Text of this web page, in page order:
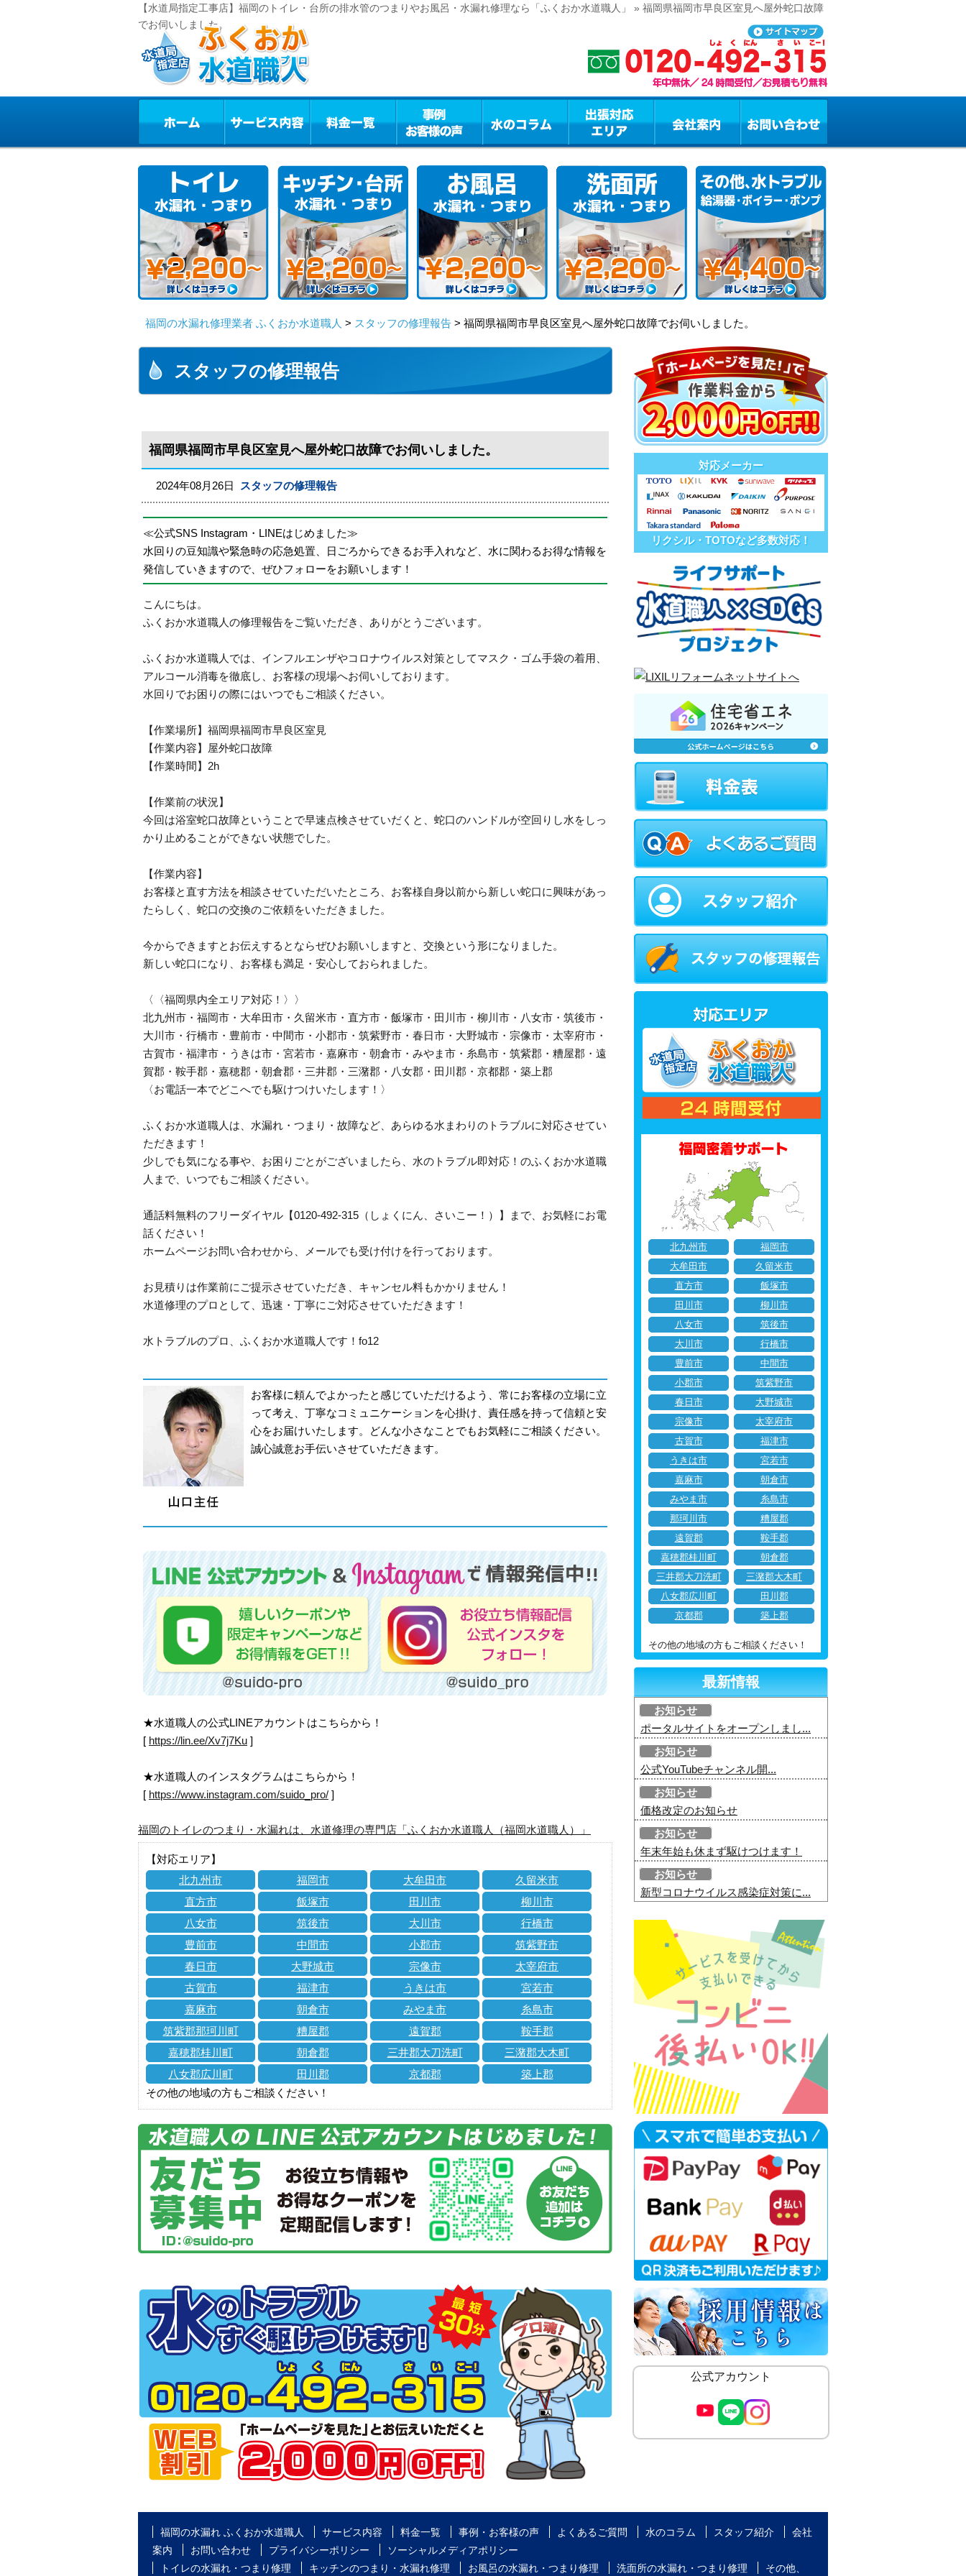
【水道局指定工事店】福岡のトイレ・台所の排水管のつまりやお風呂・水漏れ修理なら「ふくおか水道職人」 » 福岡県福岡市早良区室見へ屋外蛇口故障
でお伺いしました。
福岡の水漏れ修理業者 ふくおか水道職人 > スタッフの修理報告 > 福岡県福岡市早良区室見へ屋外蛇口故障でお伺いしました。
スタッフの修理報告
福岡県福岡市早良区室見へ屋外蛇口故障でお伺いしました。
2024年08月26日 スタッフの修理報告
≪公式SNS Instagram・LINEはじめました≫
水回りの豆知識や緊急時の応急処置、日ごろからできるお手入れなど、水に関わるお得な情報を
発信していきますので、ぜひフォローをお願いします！
こんにちは。
ふくおか水道職人の修理報告をご覧いただき、ありがとうございます。
ふくおか水道職人では、インフルエンザやコロナウイルス対策としてマスク・ゴム手袋の着用、
アルコール消毒を徹底し、お客様の現場へお伺いしております。
水回りでお困りの際にはいつでもご相談ください。
【作業場所】福岡県福岡市早良区室見
【作業内容】屋外蛇口故障
【作業時間】2h
【作業前の状況】
今回は浴室蛇口故障ということで早速点検させていだくと、蛇口のハンドルが空回りし水をしっ
かり止めることができない状態でした。
【作業内容】
お客様と直す方法を相談させていただいたところ、お客様自身以前から新しい蛇口に興味があっ
たらしく、蛇口の交換のご依頼をいただきました。
今からできますとお伝えするとならぜひお願いしますと、交換という形になりました。
新しい蛇口になり、お客様も満足・安心しておられました。
〈〈福岡県内全エリア対応！〉〉
北九州市・福岡市・大牟田市・久留米市・直方市・飯塚市・田川市・柳川市・八女市・筑後市・
大川市・行橋市・豊前市・中間市・小郡市・筑紫野市・春日市・大野城市・宗像市・太宰府市・
古賀市・福津市・うきは市・宮若市・嘉麻市・朝倉市・みやま市・糸島市・筑紫郡・糟屋郡・遠
賀郡・鞍手郡・嘉穂郡・朝倉郡・三井郡・三潴郡・八女郡・田川郡・京都郡・築上郡
〈お電話一本でどこへでも駆けつけいたします！〉
ふくおか水道職人は、水漏れ・つまり・故障など、あらゆる水まわりのトラブルに対応させてい
ただきます！
少しでも気になる事や、お困りごとがございましたら、水のトラブル即対応！のふくおか水道職
人まで、いつでもご相談ください。
通話料無料のフリーダイヤル【0120-492-315（しょくにん、さいこー！）】まで、お気軽にお電
話ください！
ホームページお問い合わせから、メールでも受け付けを行っております。
お見積りは作業前にご提示させていただき、キャンセル料もかかりません！
水道修理のプロとして、迅速・丁寧にご対応させていただきます！
水トラブルのプロ、ふくおか水道職人です！fo12
お客様に頼んでよかったと感じていただけるよう、常にお客様の立場に立
って考え、丁寧なコミュニケーションを心掛け、責任感を持って信頼と安
心をお届けいたします。どんな小さなことでもお気軽にご相談ください。
誠心誠意お手伝いさせていただきます。
★水道職人の公式LINEアカウントはこちらから！
[ https://lin.ee/Xv7j7Ku ]
★水道職人のインスタグラムはこちらから！
[ https://www.instagram.com/suido_pro/ ]
福岡のトイレのつまり・水漏れは、水道修理の専門店「ふくおか水道職人（福岡水道職人）」
【対応エリア】
北九州市
福岡市 大牟田市
久留米市
直方市
飯塚市 田川市
柳川市
八女市
筑後市 大川市
行橋市
豊前市
中間市 小郡市
筑紫野市
春日市
大野城市 宗像市
太宰府市
古賀市
福津市 うきは市
宮若市
嘉麻市
朝倉市 みやま市
糸島市
筑紫郡那珂川町
糟屋郡 遠賀郡
鞍手郡
嘉穂郡桂川町
朝倉郡 三井郡大刀洗町
三潴郡大木町
八女郡広川町
田川郡 京都郡
築上郡
その他の地域の方もご相談ください！
対応メーカー
リクシル・TOTOなど多数対応！
北九州市
福岡市
大牟田市
久留米市
直方市
飯塚市
田川市
柳川市
八女市
筑後市
大川市
行橋市
豊前市
中間市
小郡市
筑紫野市
春日市
大野城市
宗像市
太宰府市
古賀市
福津市
うきは市
宮若市
嘉麻市
朝倉市
みやま市
糸島市
那珂川市
糟屋郡
遠賀郡
鞍手郡
嘉穂郡桂川町
朝倉郡
三井郡大刀洗町
三潴郡大木町
八女郡広川町
田川郡
京都郡
築上郡
その他の地域の方もご相談ください！
最新情報
お知らせ
ポータルサイトをオープンしまし...
お知らせ
公式YouTubeチャンネル開...
お知らせ
価格改定のお知らせ
お知らせ
年末年始も休まず駆けつけます！
お知らせ
新型コロナウイルス感染症対策に...
公式アカウント
福岡の水漏れ ふくおか水道職人 サービス内容 料金一覧 事例・お客様の声 よくあるご質問 水のコラム スタッフ紹介
会社
案内
お問い合わせ プライバシーポリシー
ソーシャルメディアポリシー
トイレの水漏れ・つまり修理
キッチンのつまり・水漏れ修理 お風呂の水漏れ・つまり修理 洗面所の水漏れ・つまり修理 その他、